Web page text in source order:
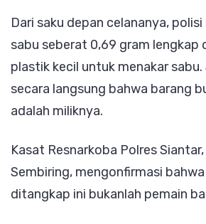
​Dari saku depan celananya,
sabu seberat 0,69 gram lengkap
plastik kecil untuk menakar
secara langsung bahwa barang
adalah miliknya.
​Kasat Resnarkoba Polres
Sembiring, mengonfirmasi
ditangkap ini bukanlah pemain